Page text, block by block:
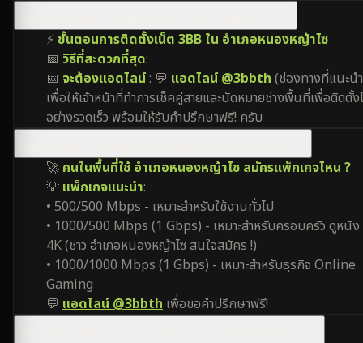
⚡ ขั้นตอนการติดตั้งเน็ต 3BB ใน อำเภอหนองหญ้าไซ
📅 วิธีที่สะดวกที่สุด:
📅 จะต้องแอดไลน์: 💬 แอดไลน์ @3bbth(ช่องทางที่แนะน
เพื่อให้เจ้าหน้าที่ทำการเช็คคู่สายและนัดหมายช่างพื้นที่เพื่อติดตั้ง
อย่างรวดเร็ว พร้อมให้รับคำปรึกษาฟรี! ครับ
🚀 คนในพื้นที่ใช้ อำเภอหนองหญ้าไซ สมัครแพ็กเกจไหน ?
💡 แพ็กเกจแนะนำ:
• 500/500 Mbps - เหมาะสำหรับใช้งานทั่วไป
• 1000/500 Mbps (1 Gbps) - เหมาะสำหรับครอบครัว ดูหนัง
4K (ชาว อำเภอหนองหญ้าไซ สนใจสมัคร !)
• 1000/1000 Mbps (1 Gbps) - เหมาะสำหรับธุรกิจ Online
Gaming
💬 แอดไลน์ @3bbth เพื่อขอคำปรึกษาฟรี!